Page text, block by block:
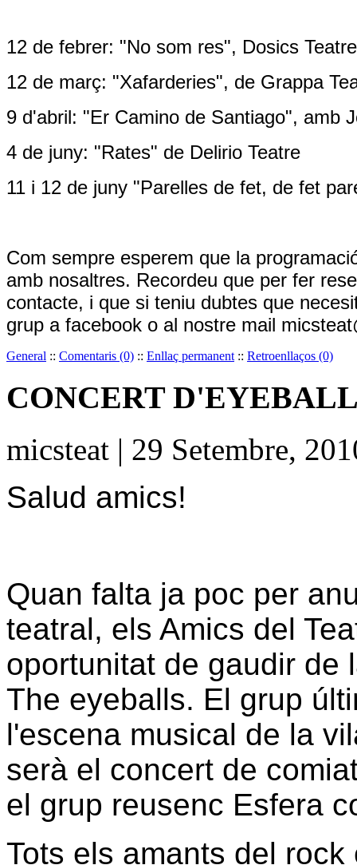
12 de febrer: "No som res", Dosics Teatre
12 de març: "Xafarderies", de Grappa
9 d'abril: "Er Camino de Santiago", amb
4 de juny: "Rates" de Delirio Teatre
11 i 12 de juny "Parelles de fet, de fet
Com sempre esperem que la
amb nosaltres. Recordeu que per fer
contacte, i que si teniu dubtes que
grup a facebook o al nostre mail
General :: Comentaris (0) :: Enllaç permanent :: Retroenllaços (0)
CONCERT
micsteat | 29 Setembre,
Salud amics!
Quan falta ja poc per
teatral, els Amics del
oportunitat de gaudir de
The eyeballs. El grup
l'escena musical de la
serà el concert de
el grup reusenc Esfera
Tots els amants del